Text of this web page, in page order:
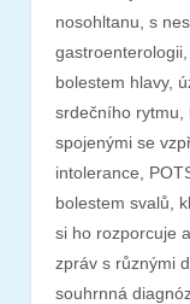
nosohltanu, s
bolestem hlavy,
srdečního rytmu,
spojenými se
intolerance,
bolestem svalů,
si ho rozporcuje
zpráv s různými
souhrnná